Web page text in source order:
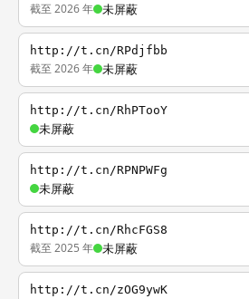
截至 2026 年 未屏蔽
http://t.cn/RPdjfbb
截至 2026 年 未屏蔽
http://t.cn/RhPTooY
未屏蔽
http://t.cn/RPNPWFg
未屏蔽
http://t.cn/RhcFGS8
截至 2025 年 未屏蔽
http://t.cn/zOG9ywK